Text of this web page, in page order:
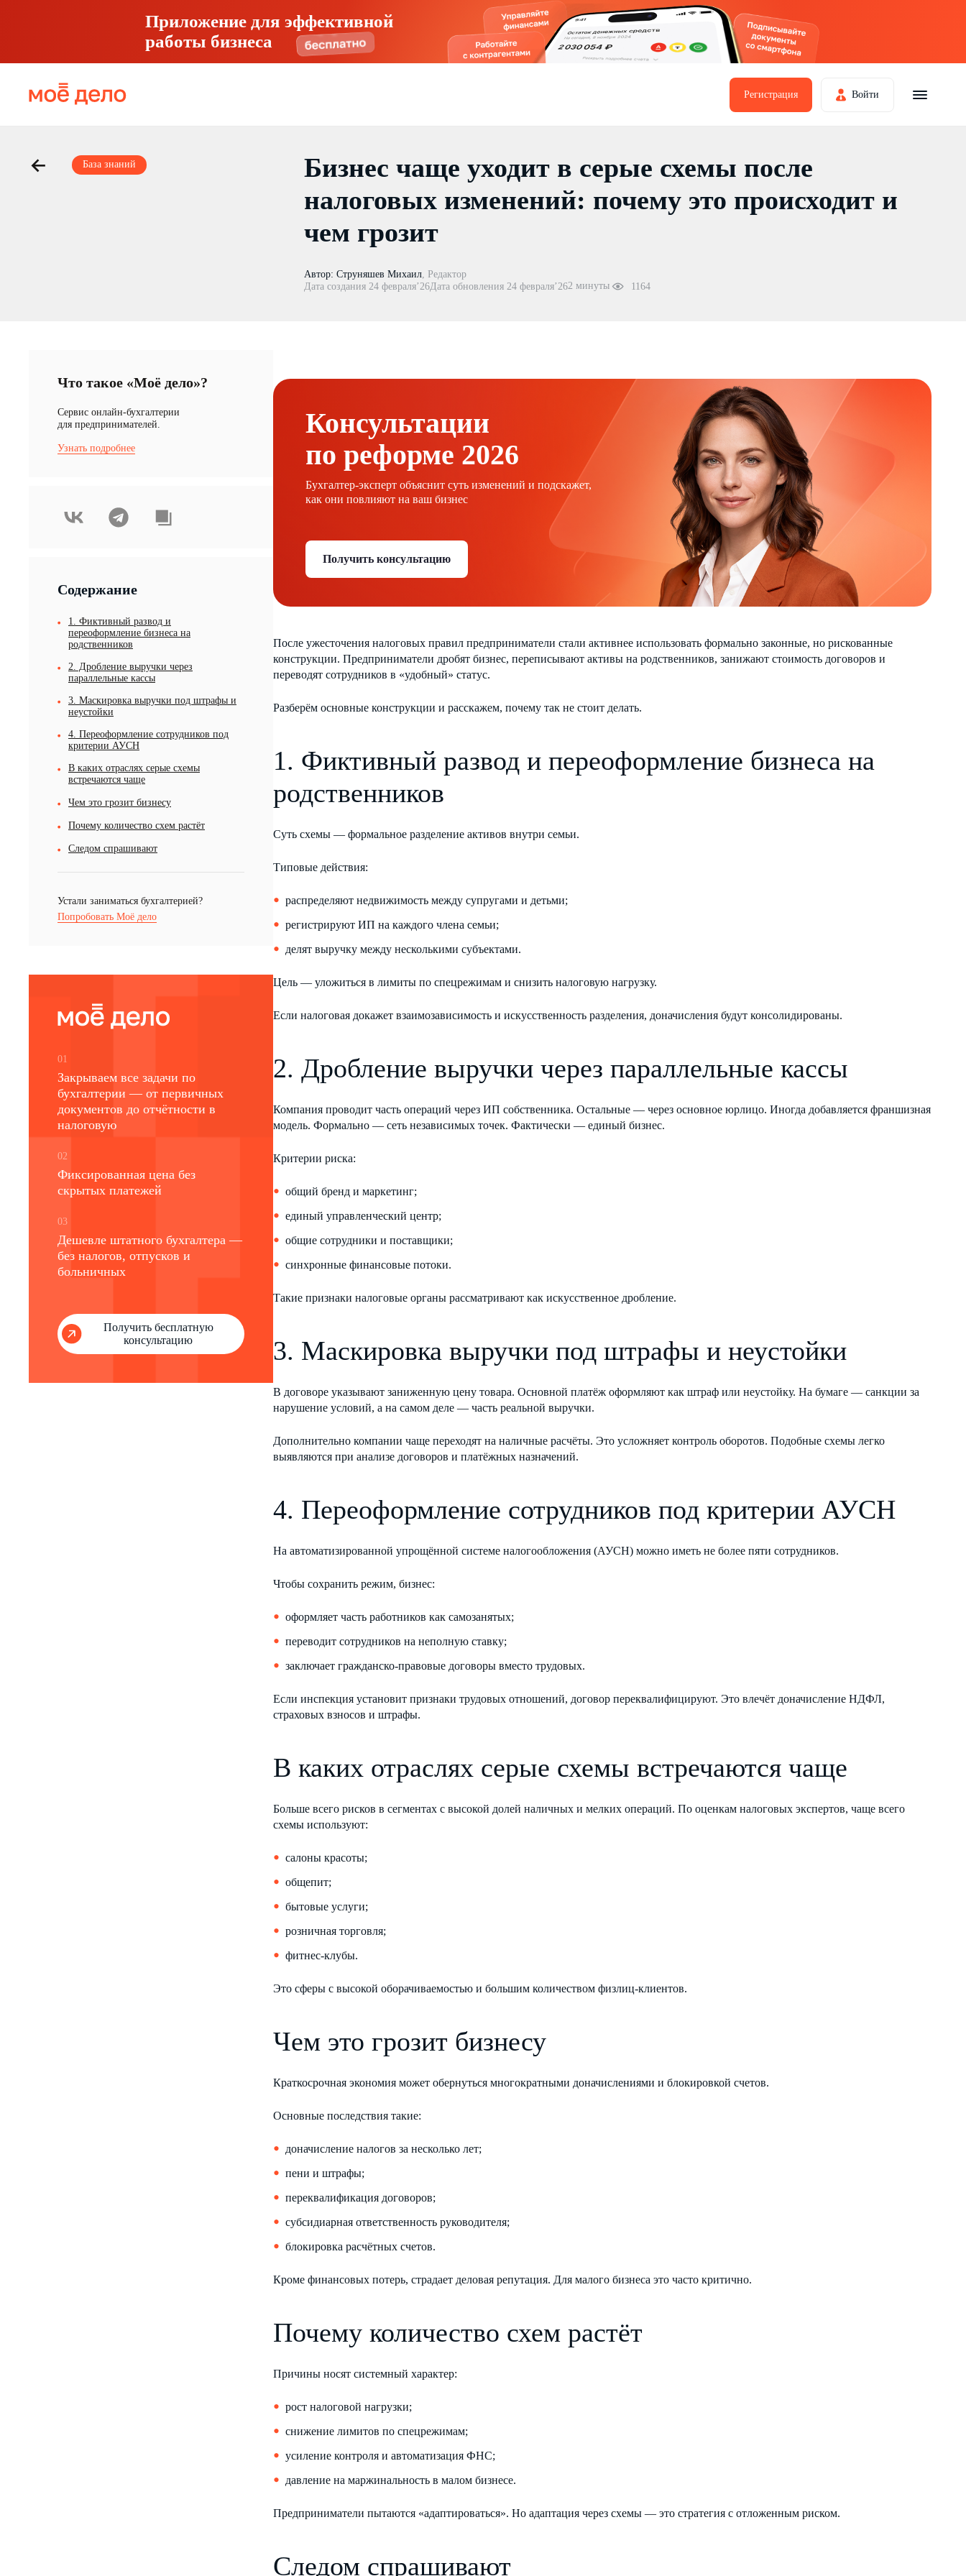
Приложение для эффективной
работы бизнеса
Регистрация Войти
База знаний
Бизнес чаще уходит в серые схемы после
налоговых изменений: почему это происходит и
чем грозит
Автор: Струняшев Михаил, Редактор
Дата создания 24 февраля’26Дата обновления 24 февраля’262 минуты 1164
Что такое «Моё дело»?
Cервис онлайн-бухгалтерии
для предпринимателей.
Узнать подробнее
Содержание
1. Фиктивный развод и
переоформление бизнеса на
родственников
2. Дробление выручки через
параллельные кассы
3. Маскировка выручки под штрафы и
неустойки
4. Переоформление сотрудников под
критерии АУСН
В каких отраслях серые схемы
встречаются чаще
Чем это грозит бизнесу
Почему количество схем растёт
Следом спрашивают
Устали заниматься бухгалтерией?
Попробовать Моё дело
01
Закрываем все задачи по
бухгалтерии — от первичных
документов до отчётности в
налоговую
02
Фиксированная цена без
скрытых платежей
03
Дешевле штатного бухгалтера —
без налогов, отпусков и
больничных
Получить бесплатную
консультацию
Консультации
по реформе 2026
Бухгалтер-эксперт объяснит суть изменений и подскажет,
как они повлияют на ваш бизнес
Получить консультацию
После ужесточения налоговых правил предприниматели стали активнее использовать формально законные, но рискованные
конструкции. Предприниматели дробят бизнес, переписывают активы на родственников, занижают стоимость договоров и
переводят сотрудников в «удобный» статус.
Разберём основные конструкции и расскажем, почему так не стоит делать.
1. Фиктивный развод и переоформление бизнеса на
родственников
Суть схемы — формальное разделение активов внутри семьи.
Типовые действия:
распределяют недвижимость между супругами и детьми;
регистрируют ИП на каждого члена семьи;
делят выручку между несколькими субъектами.
Цель — уложиться в лимиты по спецрежимам и снизить налоговую нагрузку.
Если налоговая докажет взаимозависимость и искусственность разделения, доначисления будут консолидированы.
2. Дробление выручки через параллельные кассы
Компания проводит часть операций через ИП собственника. Остальные — через основное юрлицо. Иногда добавляется франшизная
модель. Формально — сеть независимых точек. Фактически — единый бизнес.
Критерии риска:
общий бренд и маркетинг;
единый управленческий центр;
общие сотрудники и поставщики;
синхронные финансовые потоки.
Такие признаки налоговые органы рассматривают как искусственное дробление.
3. Маскировка выручки под штрафы и неустойки
В договоре указывают заниженную цену товара. Основной платёж оформляют как штраф или неустойку. На бумаге — санкции за
нарушение условий, а на самом деле — часть реальной выручки.
Дополнительно компании чаще переходят на наличные расчёты. Это усложняет контроль оборотов. Подобные схемы легко
выявляются при анализе договоров и платёжных назначений.
4. Переоформление сотрудников под критерии АУСН
На автоматизированной упрощённой системе налогообложения (АУСН) можно иметь не более пяти сотрудников.
Чтобы сохранить режим, бизнес:
оформляет часть работников как самозанятых;
переводит сотрудников на неполную ставку;
заключает гражданско-правовые договоры вместо трудовых.
Если инспекция установит признаки трудовых отношений, договор переквалифицируют. Это влечёт доначисление НДФЛ,
страховых взносов и штрафы.
В каких отраслях серые схемы встречаются чаще
Больше всего рисков в сегментах с высокой долей наличных и мелких операций. По оценкам налоговых экспертов, чаще всего
схемы используют:
салоны красоты;
общепит;
бытовые услуги;
розничная торговля;
фитнес-клубы.
Это сферы с высокой оборачиваемостью и большим количеством физлиц-клиентов.
Чем это грозит бизнесу
Краткосрочная экономия может обернуться многократными доначислениями и блокировкой счетов.
Основные последствия такие:
доначисление налогов за несколько лет;
пени и штрафы;
переквалификация договоров;
субсидиарная ответственность руководителя;
блокировка расчётных счетов.
Кроме финансовых потерь, страдает деловая репутация. Для малого бизнеса это часто критично.
Почему количество схем растёт
Причины носят системный характер:
рост налоговой нагрузки;
снижение лимитов по спецрежимам;
усиление контроля и автоматизация ФНС;
давление на маржинальность в малом бизнесе.
Предприниматели пытаются «адаптироваться». Но адаптация через схемы — это стратегия с отложенным риском.
Следом спрашивают